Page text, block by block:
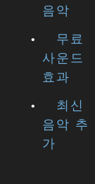
음악
무료
사운드
효과
최신
음악 추
가